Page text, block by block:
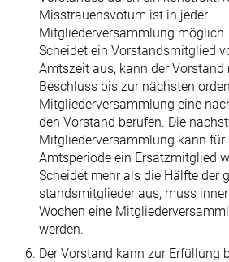
Misstrauensvotum ist in jeder
Mitgliederversammlung möglich.
Scheidet ein Vorstandsmitglied
Amtszeit aus, kann der
Beschluss bis zur nächsten
Mitgliederversammlung eine
den Vorstand berufen. Die
Mitgliederversammlung kann für
Amtsperiode ein Ersatzmitglied
Scheidet mehr als die Hälfte der
stands­mitglieder aus, muss
Wochen eine
werden.
Der Vorstand kann zur Erfüllung